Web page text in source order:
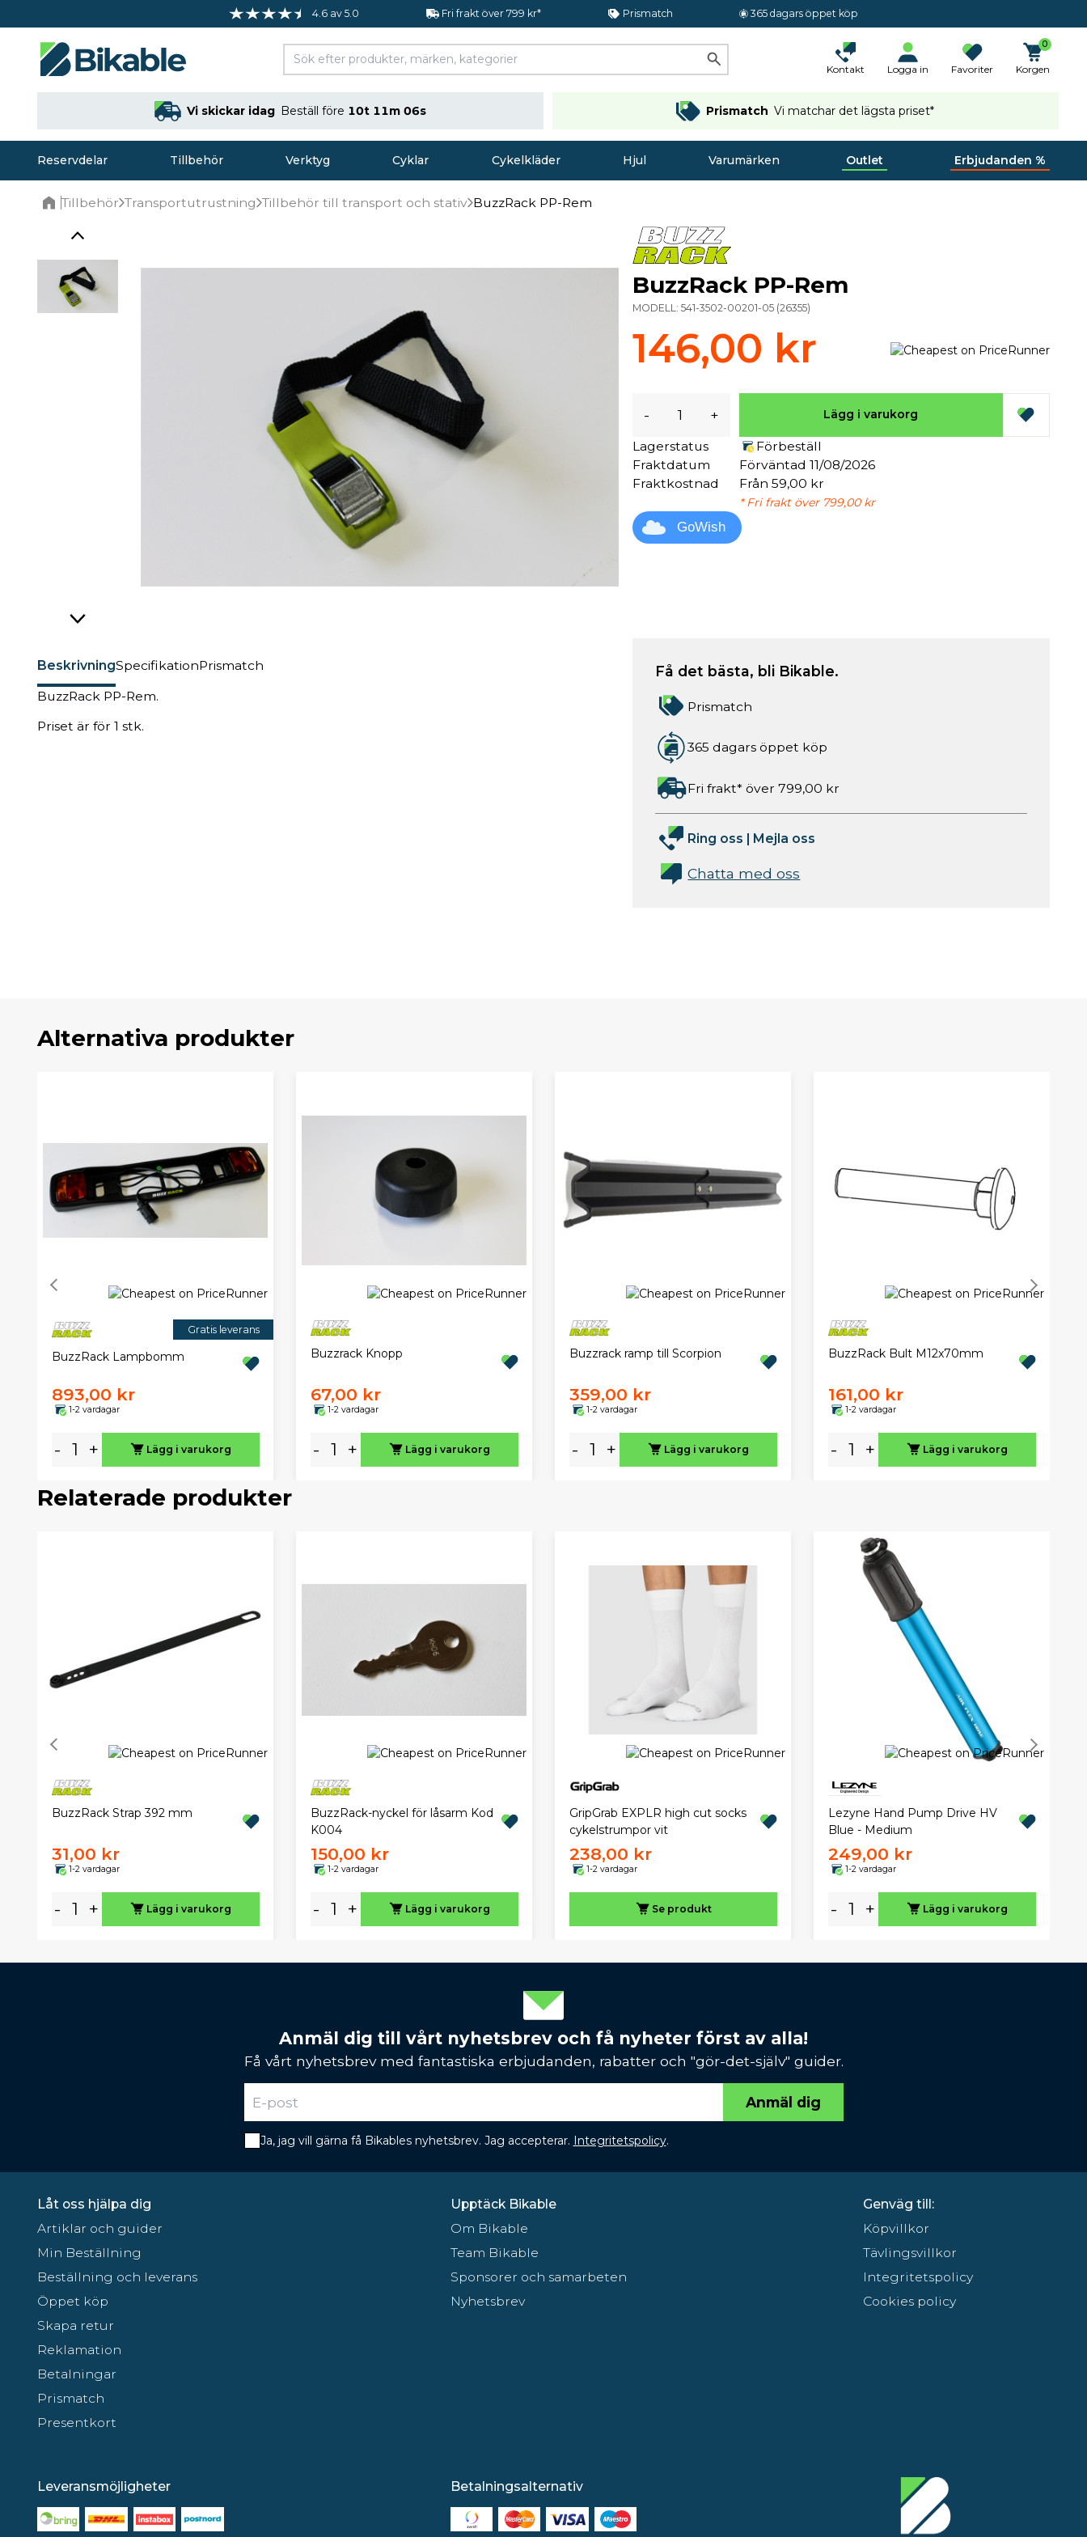
4.6 av 5.0 Fri frakt över 799 kr* Prismatch 365 dagars öppet köp
Kontakt Logga in Favoriter
0
Korgen
Vi skickar idag Beställ före 10t 11m 06s Prismatch Vi matchar det lägsta priset*
Reservdelar Tillbehör Verktyg Cyklar Cykelkläder Hjul Varumärken Outlet Erbjudanden %
Tillbehör Transportutrustning Tillbehör till transport och stativ BuzzRack PP-Rem
BeskrivningSpecifikationPrismatch
BuzzRack PP-Rem.
Priset är för 1 stk.
BuzzRack PP-Rem
MODELL:541-3502-00201-05 (26355)
146,00 kr
- + Lägg i varukorg
Lagerstatus
Förbeställ
Fraktdatum
Förväntad 11/08/2026
Fraktkostnad
Från 59,00 kr
* Fri frakt över 799,00 kr
GoWish
Få det bästa, bli Bikable.
Prismatch
365 dagars öppet köp
Fri frakt* över 799,00 kr
Ring oss | Mejla oss
Chatta med oss
Alternativa produkter
Gratis leverans
BuzzRack Lampbomm
893,00 kr
1-2 vardagar
- + Lägg i varukorg
Buzzrack Knopp
67,00 kr
1-2 vardagar
- + Lägg i varukorg
Buzzrack ramp till Scorpion
359,00 kr
1-2 vardagar
- + Lägg i varukorg
BuzzRack Bult M12x70mm
161,00 kr
1-2 vardagar
- + Lägg i varukorg
Relaterade produkter
BuzzRack Strap 392 mm
31,00 kr
1-2 vardagar
- + Lägg i varukorg
BuzzRack-nyckel för låsarm Kod
K004
150,00 kr
1-2 vardagar
- + Lägg i varukorg
GripGrab EXPLR high cut socks
cykelstrumpor vit
238,00 kr
1-2 vardagar
Se produkt
Lezyne Hand Pump Drive HV
Blue - Medium
249,00 kr
1-2 vardagar
- + Lägg i varukorg
Anmäl dig till vårt nyhetsbrev och få nyheter först av alla!
Få vårt nyhetsbrev med fantastiska erbjudanden, rabatter och "gör-det-själv" guider.
Anmäl dig
Ja, jag vill gärna få Bikables nyhetsbrev. Jag accepterar. Integritetspolicy.
Låt oss hjälpa dig
Artiklar och guider
Min Beställning
Beställning och leverans
Öppet köp
Skapa retur
Reklamation
Betalningar
Prismatch
Presentkort
Upptäck Bikable
Om Bikable
Team Bikable
Sponsorer och samarbeten
Nyhetsbrev
Genväg till:
Köpvillkor
Tävlingsvillkor
Integritetspolicy
Cookies policy
Leveransmöjligheter Betalningsalternativ